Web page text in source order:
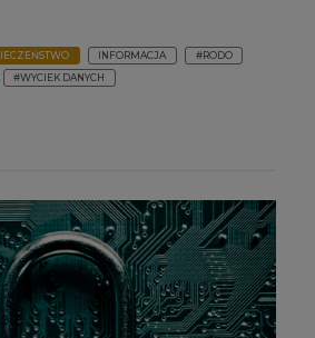
INFORMACJA
#RODO
#WYCIEK DANYCH